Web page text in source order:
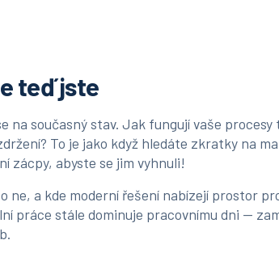
teď jste
na současný stav. Jak fungují vaše procesy
To je jako když hledáte zkratky na
zácpy, abyste se jim vyhnuli!
ne, a kde moderní řešení nabízejí prostor
práce stále dominuje pracovnímu dni —